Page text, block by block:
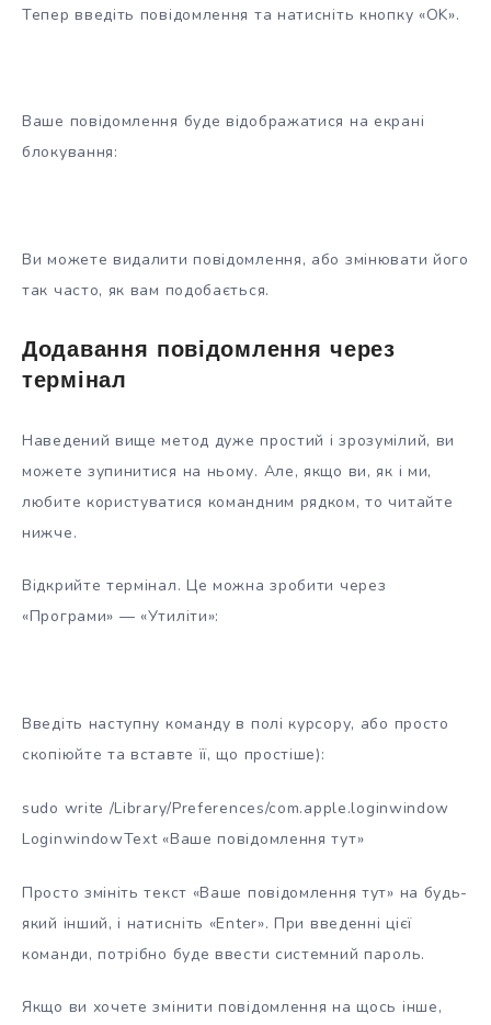
Тепер введіть повідомлення та натисніть кнопку «OK».
Ваше повідомлення буде відображатися на екрані
блокування:
Ви можете видалити повідомлення, або змінювати його
так часто, як вам подобається.
Додавання повідомлення через
термінал
Наведений вище метод дуже простий і зрозумілий, ви
можете зупинитися на ньому. Але, якщо ви, як і ми,
любите користуватися командним рядком, то читайте
нижче.
Відкрийте термінал. Це можна зробити через
«Програми» — «Утиліти»:
Введіть наступну команду в полі курсору, або просто
скопіюйте та вставте її, що простіше):
sudo write /Library/Preferences/com.apple.loginwindow
LoginwindowText «Ваше повідомлення тут»
Просто змініть текст «Ваше повідомлення тут» на будь-
який інший, і натисніть «Enter». При введенні цієї
команди, потрібно буде ввести системний пароль.
Якщо ви хочете змінити повідомлення на щось інше,